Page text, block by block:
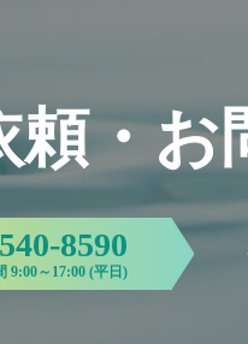
頼・お
8590
9:00～17:00 (平日)